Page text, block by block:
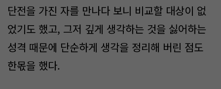
단전을 가진 자를 만나다 보니 비교할 대상이 없
었기도 했고, 그저 깊게 생각하는 것을 싫어하는
성격 때문에 단순하게 생각을 정리해 버린 점도
한몫을 했다.